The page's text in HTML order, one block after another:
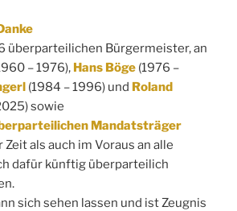
überparteilichen Bürgermeister, an
– 1976), Hans Böge (1976 –
(1984 – 1996) und Roland
sowie
Mandatsträger
als auch im Voraus an alle
dafür künftig überparteilich
sich sehen lassen und ist Zeugnis